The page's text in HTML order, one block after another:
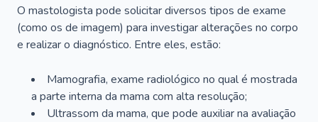
O mastologista pode solicitar diversos tipos de exame
(como os de imagem) para investigar alterações no corpo
e realizar o diagnóstico. Entre eles, estão:
Mamografia, exame radiológico no qual é mostrada
a parte interna da mama com alta resolução;
Ultrassom da mama, que pode auxiliar na avaliação